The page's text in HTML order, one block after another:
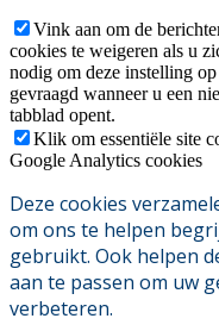
Vink aan om de
cookies te weigeren als u
nodig om deze instelling
gevraagd wanneer u een
tabblad opent.
Klik om essentiële site
Google Analytics cookies
Deze cookies
om ons te helpen
gebruikt. Ook helpen
aan te passen om uw
verbeteren.